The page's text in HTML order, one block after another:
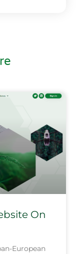
On
European